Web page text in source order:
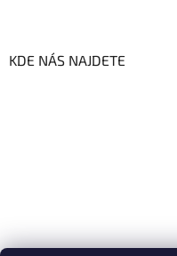
KDE NÁS NAJDETE